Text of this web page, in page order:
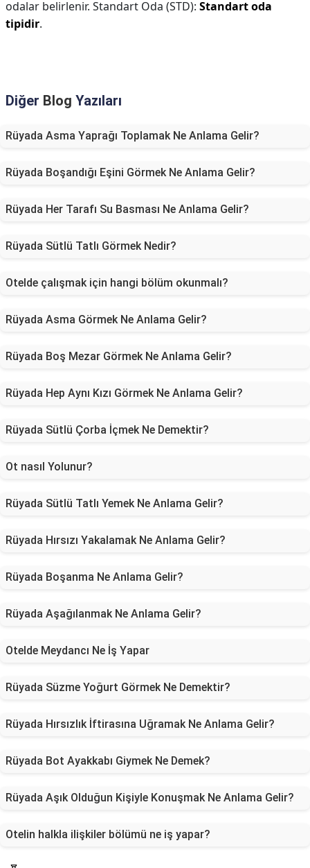
odalar belirlenir. Standart Oda (STD): Standart oda
tipidir.
Diğer Blog Yazıları
Rüyada Asma Yaprağı Toplamak Ne Anlama Gelir?
Rüyada Boşandığı Eşini Görmek Ne Anlama Gelir?
Rüyada Her Tarafı Su Basması Ne Anlama Gelir?
Rüyada Sütlü Tatlı Görmek Nedir?
Otelde çalışmak için hangi bölüm okunmalı?
Rüyada Asma Görmek Ne Anlama Gelir?
Rüyada Boş Mezar Görmek Ne Anlama Gelir?
Rüyada Hep Aynı Kızı Görmek Ne Anlama Gelir?
Rüyada Sütlü Çorba İçmek Ne Demektir?
Ot nasıl Yolunur?
Rüyada Sütlü Tatlı Yemek Ne Anlama Gelir?
Rüyada Hırsızı Yakalamak Ne Anlama Gelir?
Rüyada Boşanma Ne Anlama Gelir?
Rüyada Aşağılanmak Ne Anlama Gelir?
Otelde Meydancı Ne İş Yapar
Rüyada Süzme Yoğurt Görmek Ne Demektir?
Rüyada Hırsızlık İftirasına Uğramak Ne Anlama Gelir?
Rüyada Bot Ayakkabı Giymek Ne Demek?
Rüyada Aşık Olduğun Kişiyle Konuşmak Ne Anlama Gelir?
Otelin halkla ilişkiler bölümü ne iş yapar?